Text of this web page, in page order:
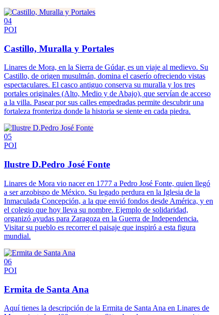
04
POI
Castillo, Muralla y Portales
Linares de Mora, en la Sierra de Gúdar, es un viaje al medievo. Su
Castillo, de origen musulmán, domina el caserío ofreciendo vistas
espectaculares. El casco antiguo conserva su muralla y los tres
portales originales (Alto, Medio y de Abajo), que servían de acceso
a la villa. Pasear por sus calles empedradas permite descubrir una
fortaleza fronteriza donde la historia se siente en cada piedra.
05
POI
Ilustre D.Pedro José Fonte
Linares de Mora vio nacer en 1777 a Pedro José Fonte, quien llegó
a ser arzobispo de México. Su legado perdura en la Iglesia de la
Inmaculada Concepción, a la que envió fondos desde América, y en
el colegio que hoy lleva su nombre. Ejemplo de solidaridad,
organizó ayudas para Zaragoza en la Guerra de Independencia.
Visitar su pueblo es recorrer el paisaje que inspiró a esta figura
mundial.
06
POI
Ermita de Santa Ana
Aquí tienes la descripción de la Ermita de Santa Ana en Linares de